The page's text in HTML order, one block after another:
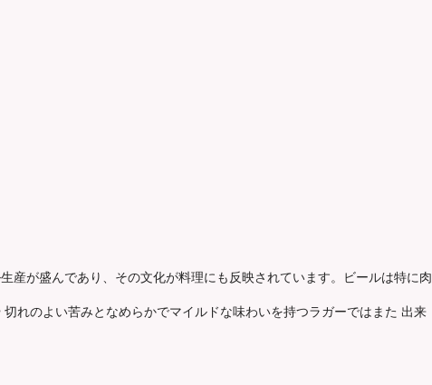
産が盛んであり、その文化が料理にも反映されています。ビールは特に肉
れのよい苦みとなめらかでマイルドな味わいを持つラガーではまた 出来